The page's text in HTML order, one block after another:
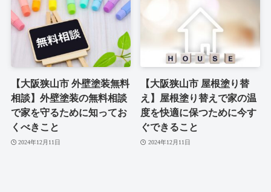
【大阪狭山市 外壁塗装無料
相談】外壁塗装の無料相談
で家を守るために知ってお
くべきこと
2024年12月11日
【大阪狭山市 屋根塗り替
え】屋根塗り替えで家の温
度を快適に保つために今す
ぐできること
2024年12月11日